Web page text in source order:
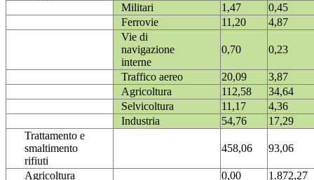
Militari
1,47
0,45
Ferrovie
11,20
4,87
Vie di
navigazione
interne
0,70 0,23
Traffico aereo 20,09
3,87
Agricoltura
112,58
34,64
Selvicoltura
11,17
4,36
Industria
54,76
17,29
Trattamento e
smaltimento
rifiuti
458,06 93,06
Agricoltura 0,00 1.872,27